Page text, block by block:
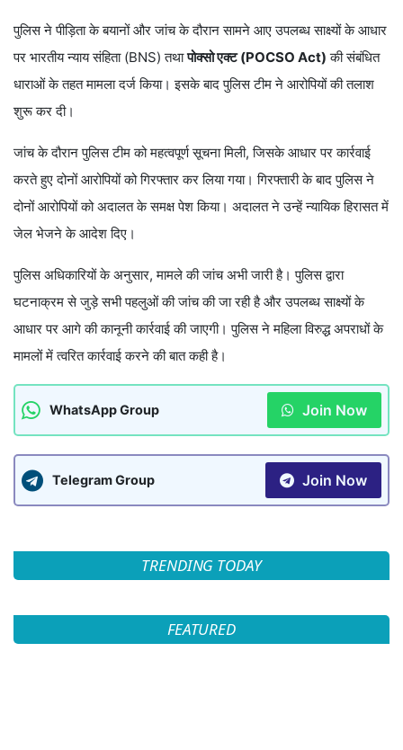
पुलिस ने पीड़िता के बयानों और जांच के दौरान सामने आए उपलब्ध साक्ष्यों के आधार
पर भारतीय न्याय संहिता (BNS) तथापोक्सो एक्ट (POCSO Act) की संबंधित
धाराओं के तहत मामला दर्ज किया। इसके बाद पुलिस टीम ने आरोपियों की तलाश
शुरू कर दी।
जांच के दौरान पुलिस टीम को महत्वपूर्ण सूचना मिली, जिसके आधार पर कार्रवाई
करते हुए दोनों आरोपियों को गिरफ्तार कर लिया गया। गिरफ्तारी के बाद पुलिस ने
दोनों आरोपियों को अदालत के समक्ष पेश किया। अदालत ने उन्हें न्यायिक हिरासत में
जेल भेजने के आदेश दिए।
पुलिस अधिकारियों के अनुसार, मामले की जांच अभी जारी है। पुलिस द्वारा
घटनाक्रम से जुड़े सभी पहलुओं की जांच की जा रही है और उपलब्ध साक्ष्यों के
आधार पर आगे की कानूनी कार्रवाई की जाएगी। पुलिस ने महिला विरुद्ध अपराधों के
मामलों में त्वरित कार्रवाई करने की बात कही है।
WhatsApp Group Join Now
Telegram Group Join Now
TRENDING TODAY
FEATURED